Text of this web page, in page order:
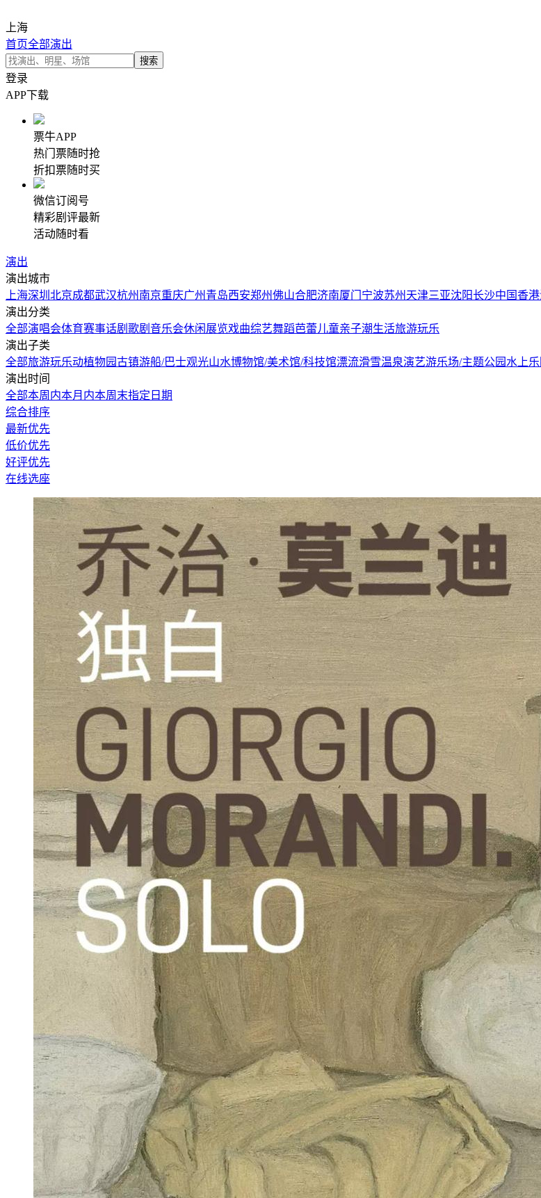
上海
首页全部演出
登录
APP下载
票牛APP
热门票随时抢
折扣票随时买
微信订阅号
精彩剧评最新
活动随时看
演出
演出城市
上海深圳 北京成都武汉杭州 南京重庆广州 青岛西安郑州佛山合肥济南厦门 宁波苏州 天津三亚沈阳长沙中国香港
演出分类
全部演唱会体育赛事话剧歌剧 音乐会休闲展览戏曲综艺舞蹈芭蕾儿童亲子潮生活旅游玩乐
演出子类
全部旅游玩乐动植物园古镇游船/巴士观光山水博物馆/美术馆/科技馆漂流滑雪温泉演艺游乐场/主题公园 水上乐
演出时间
全部本周内本月内本周末指定日期
综合排序
最新优先
低价优先
好评优先
在线选座